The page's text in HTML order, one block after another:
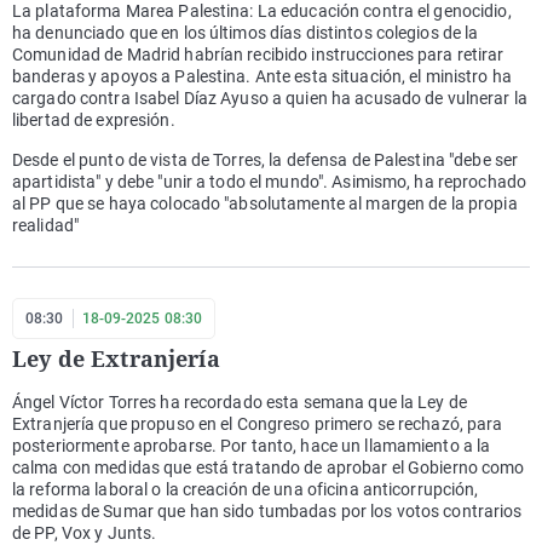
La plataforma Marea Palestina: La educación contra el genocidio,
ha denunciado que en los últimos días distintos colegios de la
Comunidad de Madrid habrían recibido instrucciones para retirar
banderas y apoyos a Palestina. Ante esta situación, el ministro ha
cargado contra Isabel Díaz Ayuso a quien ha acusado de vulnerar la
libertad de expresión.
Desde el punto de vista de Torres, la defensa de Palestina "debe ser
apartidista" y debe "unir a todo el mundo". Asimismo, ha reprochado
al PP que se haya colocado "absolutamente al margen de la propia
realidad"
08:30 18-09-2025 08:30
Ley de Extranjería
Ángel Víctor Torres ha recordado esta semana que la Ley de
Extranjería que propuso en el Congreso primero se rechazó, para
posteriormente aprobarse. Por tanto, hace un llamamiento a la
calma con medidas que está tratando de aprobar el Gobierno como
la reforma laboral o la creación de una oficina anticorrupción,
medidas de Sumar que han sido tumbadas por los votos contrarios
de PP, Vox y Junts.